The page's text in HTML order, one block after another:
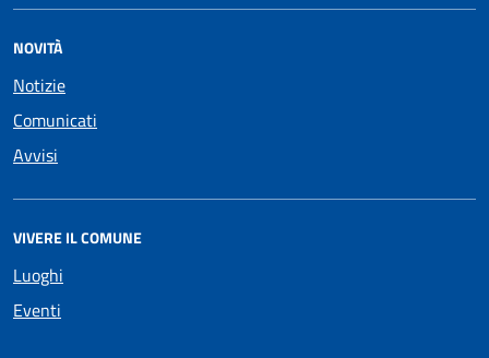
NOVITÀ
Notizie
Comunicati
Avvisi
VIVERE IL COMUNE
Luoghi
Eventi